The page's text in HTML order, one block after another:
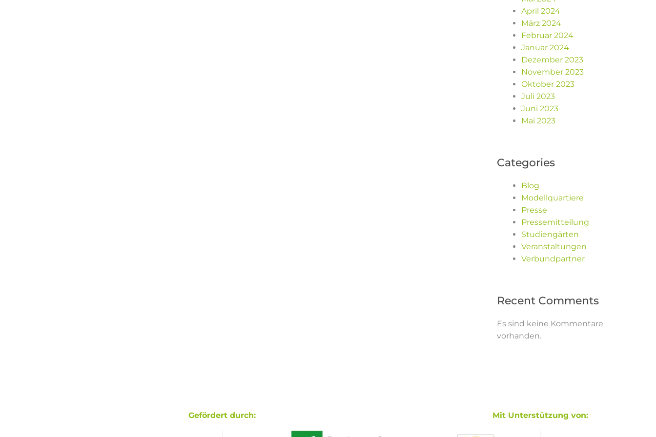
April 2024
März 2024
Februar 2024
Januar 2024
Dezember 2023
November 2023
Oktober 2023
Juli 2023
Juni 2023
Mai 2023
Categories
Blog
Modellquartiere
Presse
Pressemitteilung
Studiengärten
Veranstaltungen
Verbundpartner
Recent Comments
Es sind keine Kommentare
vorhanden.
Gefördert durch: Mit Unterstützung von: